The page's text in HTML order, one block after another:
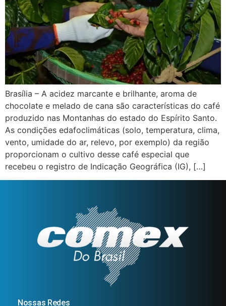
Brasília – A acidez marcante e brilhante, aroma de
chocolate e melado de cana são características do café
produzido nas Montanhas do estado do Espírito Santo.
As condições edafoclimáticas (solo, temperatura, clima,
vento, umidade do ar, relevo, por exemplo) da região
proporcionam o cultivo desse café especial que
recebeu o registro de Indicação Geográfica (IG), […]
Nossas Redes